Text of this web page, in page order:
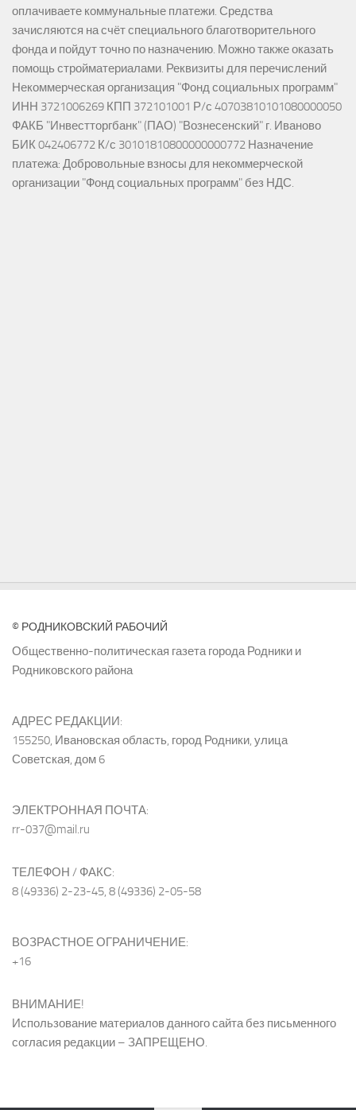
оплачиваете коммунальные платежи. Средства
зачисляются на счёт специального благотворительного
фонда и пойдут точно по назначению. Можно также оказать
помощь стройматериалами. Реквизиты для перечислений
Некоммерческая организация "Фонд социальных программ"
ИНН 3721006269 КПП 372101001 Р/с 40703810101080000050
ФАКБ "Инвестторгбанк" (ПАО) "Вознесенский" г. Иваново
БИК 042406772 К/с 30101810800000000772 Назначение
платежа: Добровольные взносы для некоммерческой
организации "Фонд социальных программ" без НДС.
© РОДНИКОВСКИЙ РАБОЧИЙ
Общественно-политическая газета города Родники и
Родниковского района
АДРЕС РЕДАКЦИИ:
155250, Ивановская область, город Родники, улица
Советская, дом 6
ЭЛЕКТРОННАЯ ПОЧТА:
rr-037@mail.ru
ТЕЛЕФОН / ФАКС:
8 (49336) 2-23-45, 8 (49336) 2-05-58
ВОЗРАСТНОЕ ОГРАНИЧЕНИЕ:
+16
ВНИМАНИЕ!
Использование материалов данного сайта без письменного
согласия редакции – ЗАПРЕЩЕНО.